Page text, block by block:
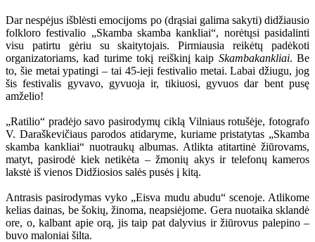
Dar nespėjus išblėsti emocijoms po (drąsiai galima sakyti) didžiausio
folkloro festivalio „Skamba skamba kankliai“, norėtųsi pasidalinti
visu patirtu gėriu su skaitytojais. Pirmiausia reikėtų padėkoti
organizatoriams, kad turime tokį reiškinį kaip Skambakankliai. Be
to, šie metai ypatingi – tai 45-ieji festivalio metai. Labai džiugu, jog
šis festivalis gyvavo, gyvuoja ir, tikiuosi, gyvuos dar bent pusę
amželio!
„Ratilio“ pradėjo savo pasirodymų ciklą Vilniaus rotušėje, fotografo
V. Daraškevičiaus parodos atidaryme, kuriame pristatytas „Skamba
skamba kankliai“ nuotraukų albumas. Atlikta atitartinė žiūrovams,
matyt, pasirodė kiek netikėta – žmonių akys ir telefonų kameros
lakstė iš vienos Didžiosios salės pusės į kitą.
Antrasis pasirodymas vyko „Eisva mudu abudu“ scenoje. Atlikome
kelias dainas, be šokių, žinoma, neapsiėjome. Gera nuotaika sklandė
ore, o, kalbant apie orą, jis taip pat dalyvius ir žiūrovus palepino –
buvo maloniai šilta.